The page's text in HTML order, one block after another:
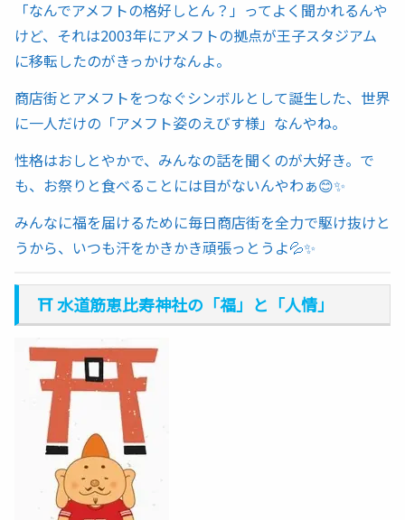
「なんでアメフトの格好しとん？」ってよく聞かれるんや
けど、それは2003年にアメフトの拠点が王子スタジアム
に移転したのがきっかけなんよ。
商店街とアメフトをつなぐシンボルとして誕生した、世界
に一人だけの「アメフト姿のえびす様」なんやね。
性格はおしとやかで、みんなの話を聞くのが大好き。で
も、お祭りと食べることには目がないんやわぁ😊✨
みんなに福を届けるために毎日商店街を全力で駆け抜けと
うから、いつも汗をかきかき頑張っとうよ💦✨
⛩️ 水道筋恵比寿神社の「福」と「人情」